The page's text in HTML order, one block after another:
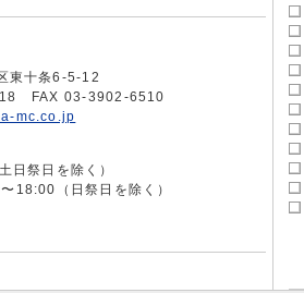
東十条6-5-12
FAX 03-3902-6510
mc.co.jp
日祭日を除く）
18:00（日祭日を除く）